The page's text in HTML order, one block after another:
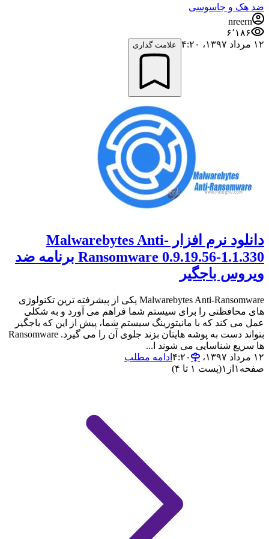
ضد هک و جاسوسی
nreern
۶٬۱۸۶
۱۲ مرداد ۱۳۹۷،‏ ۴:۲۰
علامت گذاری
دانلود نرم افزار Malwarebytes Anti-
Ransomware 0.9.19.56-1.1.330 برنامه ضد
ویروس باجگیر
Malwarebytes Anti-Ransomware یکی از پیشرفته ترین تکنولوژی
های محافظتی را برای سیستم شما فراهم می آورد و به شکلی
عمل می کند که با مانیتورینگ سیستم شما، پیش از این که باجگیر
بتواند دست به پوشه هایتان بزند جلوی آن را می گیرد. Ransomware
ها سریع شناسایی می شوند ا...
۱۲ مرداد ۱۳۹۷،‏ ۴:۲۰
ادامه مطلب
صفحه ۱ از ۱(پست ۱ تا ۴)